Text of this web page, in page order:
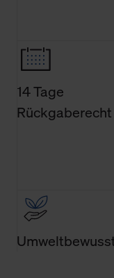
Technologien
finden Sie in
14 Tage
Rückgaberecht